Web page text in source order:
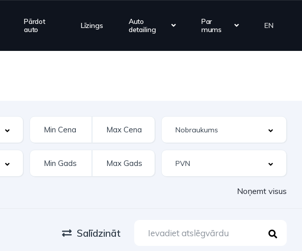
Pārdot
auto
Līzings
Auto
detailing
Par
mums
EN
Noņemt visus
Salīdzināt